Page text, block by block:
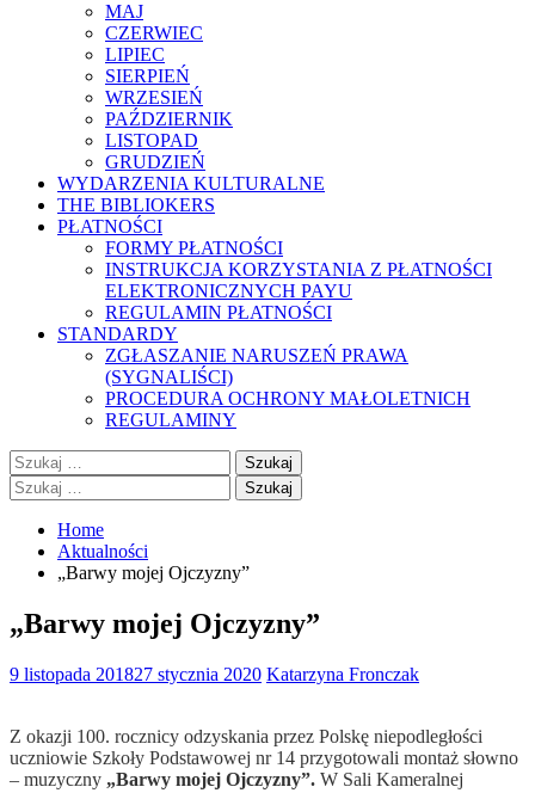
MAJ
CZERWIEC
LIPIEC
SIERPIEŃ
WRZESIEŃ
PAŹDZIERNIK
LISTOPAD
GRUDZIEŃ
WYDARZENIA KULTURALNE
THE BIBLIOKERS
PŁATNOŚCI
FORMY PŁATNOŚCI
INSTRUKCJA KORZYSTANIA Z PŁATNOŚCI
ELEKTRONICZNYCH PAYU
REGULAMIN PŁATNOŚCI
STANDARDY
ZGŁASZANIE NARUSZEŃ PRAWA
(SYGNALIŚCI)
PROCEDURA OCHRONY MAŁOLETNICH
REGULAMINY
Szukaj:
Szukaj:
Home
Aktualności
„Barwy mojej Ojczyzny”
„Barwy mojej Ojczyzny”
9 listopada 201827 stycznia 2020 Katarzyna Fronczak
Z okazji 100. rocznicy odzyskania przez Polskę niepodległości
uczniowie Szkoły Podstawowej nr 14 przygotowali montaż słowno
– muzyczny „Barwy mojej Ojczyzny”. W Sali Kameralnej